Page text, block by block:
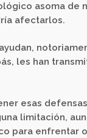
asoma de
afectarlos.
les han
esas
limitación,
para enfrentar